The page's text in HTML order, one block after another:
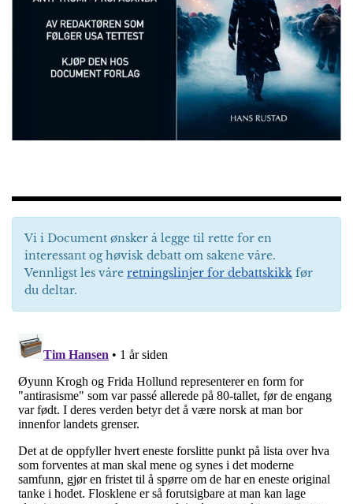
Vi i Document ønsker å legge til rette for en
interessant og høvisk debatt om sakene våre.
Vennligst les våre retningslinjer for debattskikk før
du deltar.